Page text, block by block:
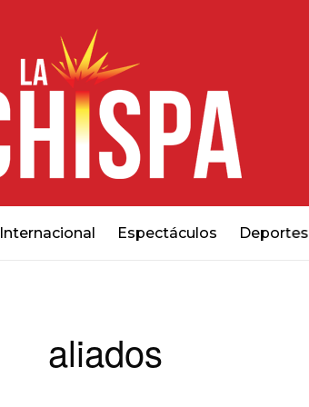
Internacional Espectáculos Deportes
aliados